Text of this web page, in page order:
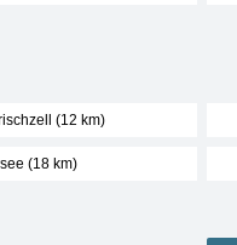
(12 km)
(18 km)